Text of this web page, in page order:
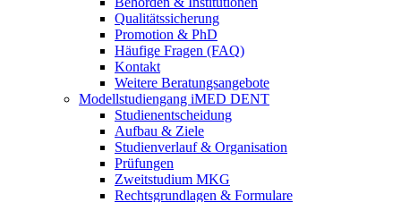
Qualitätssicherung
Promotion & PhD
Häufige Fragen (FAQ)
Kontakt
Weitere Beratungsangebote
Modellstudiengang iMED DENT
Studienentscheidung
Aufbau & Ziele
Studienverlauf & Organisation
Prüfungen
Zweitstudium MKG
Rechtsgrundlagen & Formulare